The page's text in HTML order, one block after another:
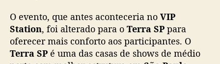
t
o
c
o
m
O evento, que antes aconteceria no VIP
Station, foi alterado para o Terra SP para
oferecer mais conforto aos participantes. O
Terra SP é uma das casas de shows de médio